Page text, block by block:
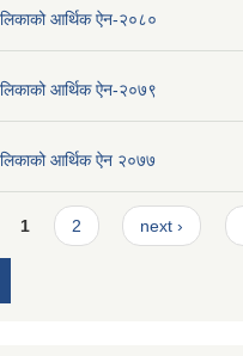
आर्थिक ऐन-२०८०
आर्थिक ऐन-२०७९
आर्थिक ऐन २०७७
1 2 next ›